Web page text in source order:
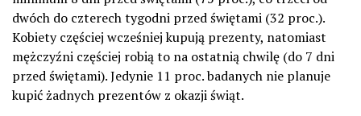
dwóch do czterech tygodni przed świętami (32 proc.).
Kobiety częściej wcześniej kupują prezenty, natomiast
mężczyźni częściej robią to na ostatnią chwilę (do 7 dni
przed świętami). Jedynie 11 proc. badanych nie planuje
kupić żadnych prezentów z okazji świąt.